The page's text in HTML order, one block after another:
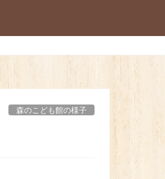
森のこども館の様子